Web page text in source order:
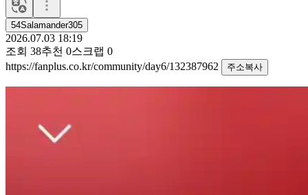
54Salamander305
2026.07.03 18:19
조회 38추천 0스크랩 0
https://fanplus.co.kr/community/day6/132387962
주소복사